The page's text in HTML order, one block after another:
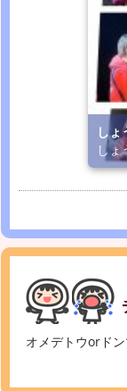
しょ
し
オメデトウorド